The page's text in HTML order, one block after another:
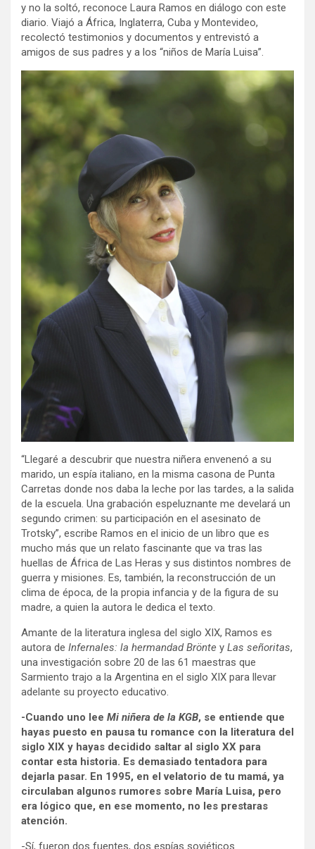
y no la soltó, reconoce Laura Ramos en diálogo con este
diario. Viajó a África, Inglaterra, Cuba y Montevideo,
recolectó testimonios y documentos y entrevistó a
amigos de sus padres y a los “niños de María Luisa”.
“Llegaré a descubrir que nuestra niñera envenenó a su
marido, un espía italiano, en la misma casona de Punta
Carretas donde nos daba la leche por las tardes, a la salida
de la escuela. Una grabación espeluznante me develará un
segundo crimen: su participación en el asesinato de
Trotsky”, escribe Ramos en el inicio de un libro que es
mucho más que un relato fascinante que va tras las
huellas de África de Las Heras y sus distintos nombres de
guerra y misiones. Es, también, la reconstrucción de un
clima de época, de la propia infancia y de la figura de su
madre, a quien la autora le dedica el texto.
Amante de la literatura inglesa del siglo XIX, Ramos es
autora de Infernales: la hermandad Brönte y Las señoritas,
una investigación sobre 20 de las 61 maestras que
Sarmiento trajo a la Argentina en el siglo XIX para llevar
adelante su proyecto educativo.
-Cuando uno lee Mi niñera de la KGB, se entiende que
hayas puesto en pausa tu romance con la literatura del
siglo XIX y hayas decidido saltar al siglo XX para
contar esta historia. Es demasiado tentadora para
dejarla pasar. En 1995, en el velatorio de tu mamá, ya
circulaban algunos rumores sobre María Luisa, pero
era lógico que, en ese momento, no les prestaras
atención.
-Sí, fueron dos fuentes, dos espías soviéticos